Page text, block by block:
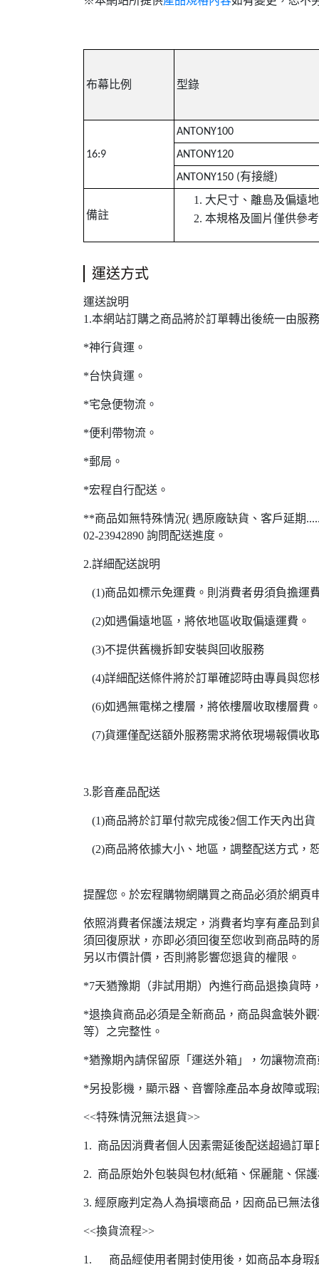
布幕比例 型錄
16:9
ANTONY100
ANTONY120
ANTONY150 (有接縫)
備註
大尺寸、離島及偏遠
本規格及圖片僅供參
運送方式
運送說明
1.本網站訂購之商品將於訂單轉出後統一由服
*神行貨運。
*台快貨運。
*宅急便物流。
*便利帶物流。
*郵局。
*宏程自行配送。
**商品如無特殊情況( 遇原廠缺貨、客戶延期
02-23942890 詢問配送進度。
2.詳細配送說明
(1)商品如標示免運費。則消費者毋須負擔運
(2)如遇偏遠地區，將依地區收取偏遠運費。
(3)不提供舊機拆卸安裝與回收服務
(4)詳細配送條件將於訂單確認時由專員與您
(6)如遇無電梯之樓層，將依樓層收取樓層費
(7)貨運僅配送額外服務需求將依現場報價收
3.影音產品配送
(1)商品將於訂單付款完成後2個工作天內出貨
(2)商品將依據大小、地區，調整配送方式，
提醒您。於宏程購物網購買之商品必須於網頁
依照消費者保護法規定，消費者均享有產品到
須回復原狀，亦即必須回復至您收到商品時的
另以市價計價，否則將影響您退貨的權限。
*7天猶豫期（非試用期）內進行商品退換貨時
*退換貨商品必須是全新商品，商品與盒裝外
等）之完整性。
*猶豫期內請保留原「運送外箱」，勿讓物流
*另投影機，顯示器、音響除產品本身故障或
<<特殊情況無法退貨>>
1. 商品因消費者個人因素需延後配送超過訂
2. 商品原始外包裝與包材(紙箱、保麗龍、保
3. 經原廠判定為人為損壞商品，因商品已無法
<<換貨流程>>
1. 商品經使用者開封使用後，如商品本身瑕